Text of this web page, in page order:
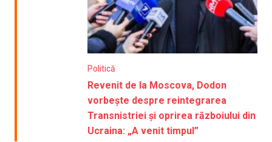
Politică
Revenit de la Moscova, Dodon
vorbește despre reintegrarea
Transnistriei și oprirea războiului din
Ucraina: „A venit timpul”